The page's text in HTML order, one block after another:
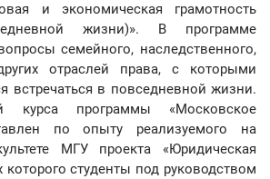
и экономическая грамотность
жизни)». В программе
семейного, наследственного,
отраслей права, с которыми
встречаться в повседневной жизни.
курса программы «Московское
по опыту реализуемого на
МГУ проекта «Юридическая
которого студенты под руководством